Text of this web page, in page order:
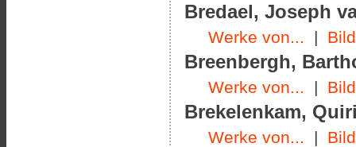
Bredael, Joseph
Werke von... |
Breenbergh,
Werke von... |
Brekelenkam,
Werke von... |